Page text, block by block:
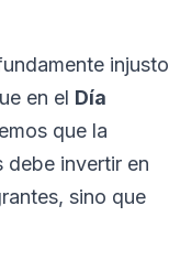
injusto
en el Día
que la
debe invertir en
sino que